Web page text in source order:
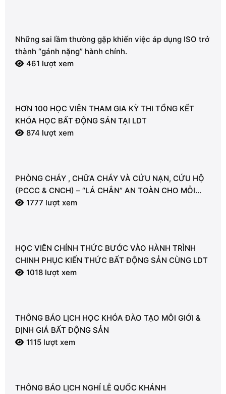
Những sai lầm thường gặp khiến việc áp dụng ISO trở
thành “gánh nặng” hành chính.
461 lượt xem
HƠN 100 HỌC VIÊN THAM GIA KỲ THI TỔNG KẾT
KHÓA HỌC BẤT ĐỘNG SẢN TẠI LDT
874 lượt xem
PHÒNG CHÁY , CHỮA CHÁY VÀ CỨU NẠN, CỨU HỘ
(PCCC & CNCH) – “LÁ CHẮN” AN TOÀN CHO MỖI
NGƯỜI
1777 lượt xem
HỌC VIÊN CHÍNH THỨC BƯỚC VÀO HÀNH TRÌNH
CHINH PHỤC KIẾN THỨC BẤT ĐỘNG SẢN CÙNG LDT
1018 lượt xem
THÔNG BÁO LỊCH HỌC KHÓA ĐÀO TẠO MÔI GIỚI &
ĐỊNH GIÁ BẤT ĐỘNG SẢN
1115 lượt xem
THÔNG BÁO LỊCH NGHỈ LỄ QUỐC KHÁNH